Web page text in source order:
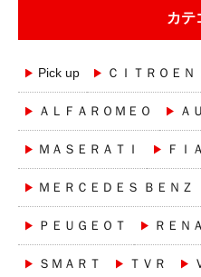
カテ
Pick up ＣＩＴＲＯＥＮ
ＡＬＦＡＲＯＭＥＯ Ａ
ＭＡＳＥＲＡＴＩ ＦＩ
ＭＥＲＣＥＤＥＳ ＢＥＮＺ
ＰＥＵＧＥＯＴ ＲＥＮ
ＳＭＡＲＴ ＴＶＲ